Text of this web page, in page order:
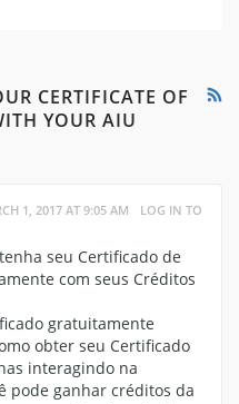
CERTIFICATE OF
YOUR AIU
1, 2017 AT 9:05 AM
LOG IN TO
seu Certificado de
com seus Créditos
gratuitamente
obter seu Certificado
interagindo na
pode ganhar créditos da